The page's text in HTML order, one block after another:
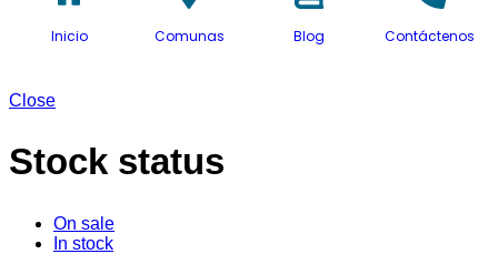
Inicio Comunas Blog Contáctenos
Close
Stock status
On sale
In stock